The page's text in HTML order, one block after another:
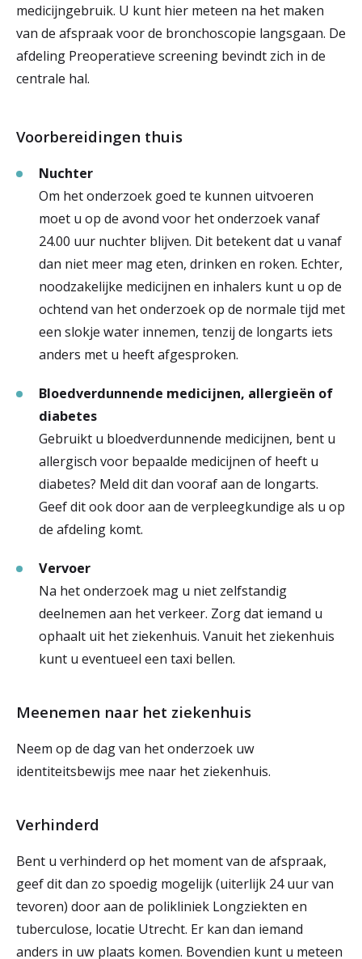
medicijngebruik. U kunt hier meteen na het maken
van de afspraak voor de bronchoscopie langsgaan. De
afdeling Preoperatieve screening bevindt zich in de
centrale hal.
Voorbereidingen thuis
Nuchter
Om het onderzoek goed te kunnen uitvoeren
moet u op de avond voor het onderzoek vanaf
24.00 uur nuchter blijven. Dit betekent dat u vanaf
dan niet meer mag eten, drinken en roken. Echter,
noodzakelijke medicijnen en inhalers kunt u op de
ochtend van het onderzoek op de normale tijd met
een slokje water innemen, tenzij de longarts iets
anders met u heeft afgesproken.
Bloedverdunnende medicijnen, allergieën of
diabetes
Gebruikt u bloedverdunnende medicijnen, bent u
allergisch voor bepaalde medicijnen of heeft u
diabetes? Meld dit dan vooraf aan de longarts.
Geef dit ook door aan de verpleegkundige als u op
de afdeling komt.
Vervoer
Na het onderzoek mag u niet zelfstandig
deelnemen aan het verkeer. Zorg dat iemand u
ophaalt uit het ziekenhuis. Vanuit het ziekenhuis
kunt u eventueel een taxi bellen.
Meenemen naar het ziekenhuis
Neem op de dag van het onderzoek uw
identiteitsbewijs mee naar het ziekenhuis.
Verhinderd
Bent u verhinderd op het moment van de afspraak,
geef dit dan zo spoedig mogelijk (uiterlijk 24 uur van
tevoren) door aan de polikliniek Longziekten en
tuberculose, locatie Utrecht. Er kan dan iemand
anders in uw plaats komen. Bovendien kunt u meteen